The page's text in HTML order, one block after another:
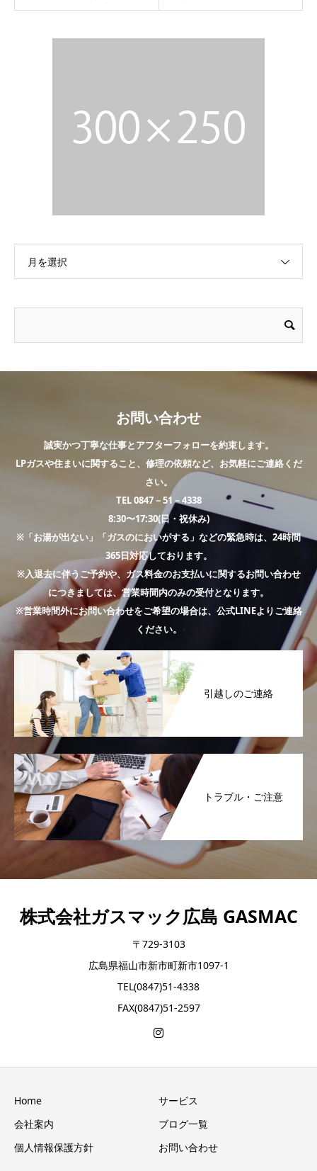
月を選択
お問い合わせ
誠実かつ丁寧な仕事とアフターフォローを約束します。
LPガスや住まいに関すること、修理の依頼など、お気軽にご連絡くだ
さい。
TEL 0847－51－4338
8:30〜17:30(日・祝休み)
※「お湯が出ない」「ガスのにおいがする」などの緊急時は、24時間
365日対応しております。
※入退去に伴うご予約や、ガス料金のお支払いに関するお問い合わせ
につきましては、営業時間内のみの受付となります。
※営業時間外にお問い合わせをご希望の場合は、公式LINEよりご連絡
ください。
引越しのご連絡
トラブル・ご注意
株式会社ガスマック広島 GASMAC
〒729-3103
広島県福山市新市町新市1097-1
TEL(0847)51-4338
FAX(0847)51-2597
Home
サービス
会社案内
ブログ一覧
個人情報保護方針
お問い合わせ